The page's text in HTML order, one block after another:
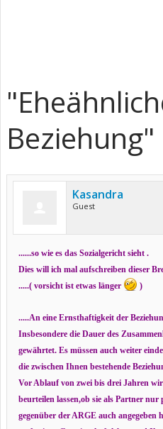
Beziehung"
Kasandra
Guest
......so wie es das Sozialgericht sieht .
Dies will ich mal aufschreiben dieser
.....( vorsicht ist etwas länger
)
.....An eine Ernsthaftigkeit der
Insbesondere die Dauer des
gewährtet. Es müssen auch weiter
die zwischen Ihnen bestehende
Vor Ablauf von zwei bis drei Jahren
beurteilen lassen,ob sie als Partner nur
gegenüber der ARGE auch angegeben